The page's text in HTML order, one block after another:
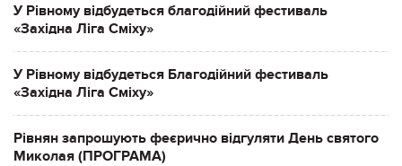
У Рівному відбудеться благодійний фестиваль
«Західна Ліга Сміху»
У Рівному відбудеться Благодійний фестиваль
«Західна Ліга Сміху»
Рівнян запрошують феєрично відгуляти День святого
Миколая (ПРОГРАМА)